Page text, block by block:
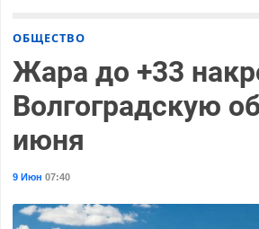
ОБЩЕСТВО
Жара до +33
Волгоградскую
июня
9 Июн 07:40